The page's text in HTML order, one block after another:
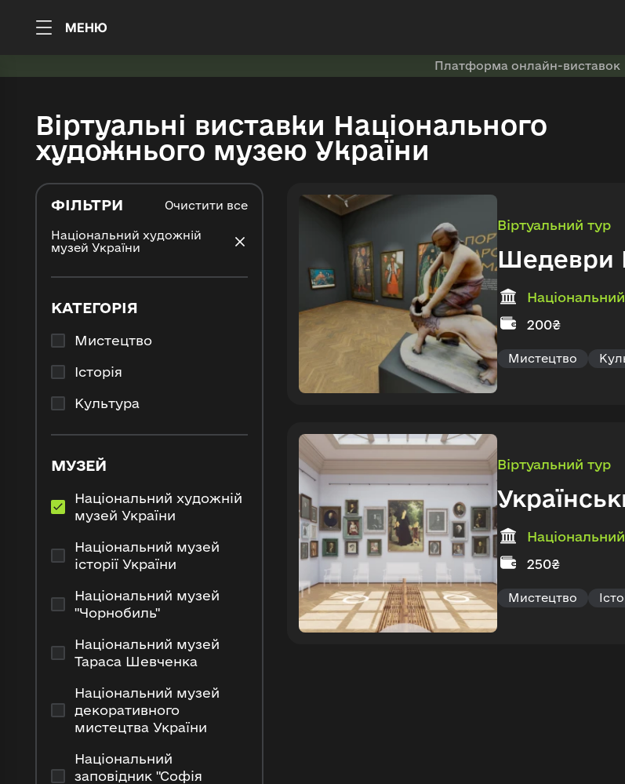
МЕНЮ
Платформа онлайн-виставок
Віртуальні виставки Національного
художнього музею України
ФІЛЬТРИ Очистити все
Національний художній
музей України
КАТЕГОРІЯ
Мистецтво
Історія
Культура
МУЗЕЙ
Національний художній
музей України
Національний музей
історії України
Національний музей
"Чорнобиль"
Національний музей
Тараса Шевченка
Національний музей
декоративного
мистецтва України
Національний
заповідник "Софія
Віртуальний тур
Шедеври
200₴
Мистецтво
Віртуальний тур
250₴
Мистецтво